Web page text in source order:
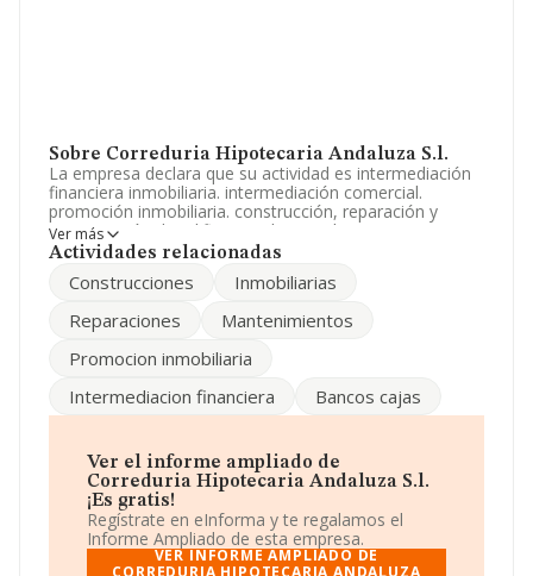
Sobre Correduria Hipotecaria Andaluza S.l.
La empresa declara que su actividad es intermediación
financiera inmobiliaria. intermediación comercial.
promoción inmobiliaria. construcción, reparación y
conservación de edificios y obras civiles. La empresa es
una Sociedad Limitada. Clasifica su actividad CNAE
auditoría y asesoría fiscal', código 6920. La empresa no
INFORMA, ha dispuesto de un número de empleados
Para llamar las oficinas se puede hacer a través del
La empresaCorreduria Hipotecaria Andaluza S.L
con número de identificación fiscal B21288113, está
situada en Calle Padre Andivia núm. 2, (21003), en el
municipio de Huelva, Andalucía.
Ver más
Actividades relacionadas
Construcciones
Inmobiliarias
Reparaciones
Mantenimientos
Promocion inmobiliaria
Intermediacion financiera
Bancos cajas
Ver el informe ampliado de
Correduria Hipotecaria Andaluza S.l.
¡Es gratis!
Regístrate en eInforma y te regalamos el
Informe Ampliado de esta empresa.
VER INFORME AMPLIADO DE
CORREDURIA HIPOTECARIA ANDALUZA